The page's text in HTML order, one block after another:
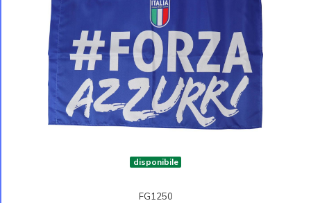
disponibile
FG1250